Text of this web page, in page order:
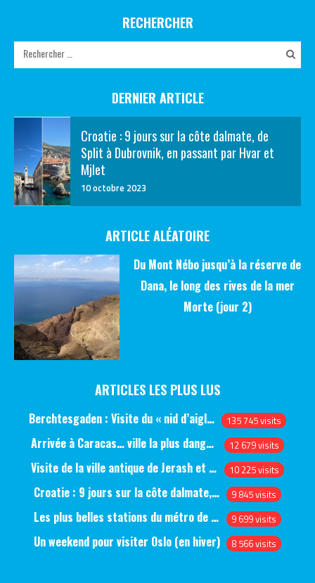
RECHERCHER
DERNIER ARTICLE
Croatie : 9 jours sur la côte dalmate, de
Split à Dubrovnik, en passant par Hvar et
Mjlet
10 octobre 2023
ARTICLE ALÉATOIRE
Du Mont Nébo jusqu’à la réserve de
Dana, le long des rives de la mer
Morte (jour 2)
ARTICLES LES PLUS LUS
Berchtesgaden : Visite du « nid d’aigle » et des bunkers d’Hitler 135 745 visits
Arrivée à Caracas… ville la plus dangereuse du monde (jour 1) 12 679 visits
Visite de la ville antique de Jerash et du château d’Ajlun (jour 1) 10 225 visits
Croatie : 9 jours sur la côte dalmate, de Split à Dubrovnik, en passant par Hvar et Mjlet 9 845 visits
Les plus belles stations du métro de Saint-Pétersbourg 9 699 visits
Un weekend pour visiter Oslo (en hiver) 8 566 visits